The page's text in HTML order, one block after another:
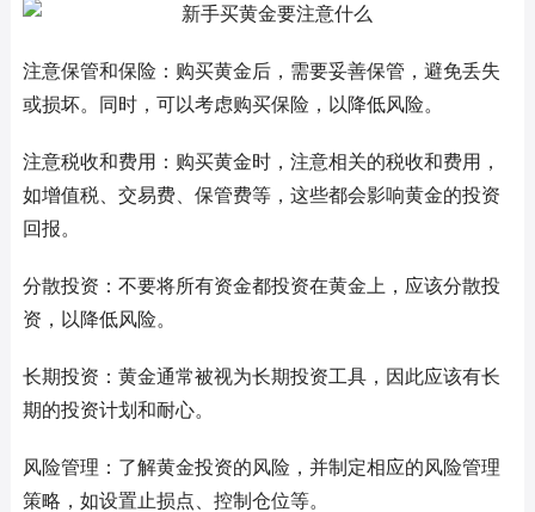
注意保管和保险：购买黄金后，需要妥善保管，避免丢失
或损坏。同时，可以考虑购买保险，以降低风险。
注意税收和费用：购买黄金时，注意相关的税收和费用，
如增值税、交易费、保管费等，这些都会影响黄金的投资
回报。
分散投资：不要将所有资金都投资在黄金上，应该分散投
资，以降低风险。
长期投资：黄金通常被视为长期投资工具，因此应该有长
期的投资计划和耐心。
风险管理：了解黄金投资的风险，并制定相应的风险管理
策略，如设置止损点、控制仓位等。